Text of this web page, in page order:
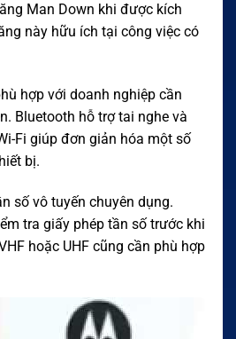
Man Down khi được kích
này hữu ích tại công việc có
hợp với doanh nghiệp cần
Bluetooth hỗ trợ tai nghe và
Fi giúp đơn giản hóa một số
bị.
số vô tuyến chuyên dụng.
tra giấy phép tần số trước khi
hoặc UHF cũng cần phù hợp